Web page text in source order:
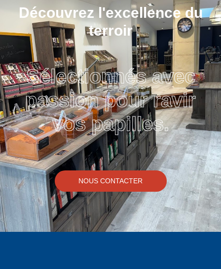
Découvrez l'excellence du
terroir
Sélectionnés avec
passion pour ravir
vos papilles.
NOUS CONTACTER